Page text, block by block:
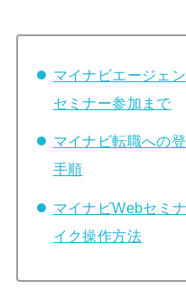
マイナビエージェ
セミナー参加まで
マイナビ転職への
手順
マイナビWebセミ
イク操作方法